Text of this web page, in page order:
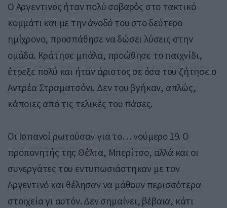
Ο Αργεντινός ήταν πολύ σοβαρός στο τακτικό
κομμάτι και με την άνοδό του στο δεύτερο
ημίχρονο, προσπάθησε να δώσει λύσεις στην
ομάδα. Κράτησε μπάλα, προώθησε το παιχνίδι,
έτρεξε πολύ και ήταν άριστος σε όσα του ζήτησε ο
Αντρέα Στραματσόνι. Δεν του βγήκαν, απλώς,
κάποιες από τις τελικές του πάσες.
Οι Ισπανοί ρωτούσαν για το… νούμερο 19. Ο
προπονητής της Θέλτα, Μπερίτσο, αλλά και οι
συνεργάτες του εντυπωσιάστηκαν με τον
Αργεντινό και θέλησαν να μάθουν περισσότερα
στοιχεία γι αυτόν. Δεν σημαίνει, βέβαια, κάτι